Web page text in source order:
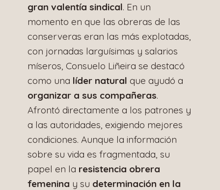
gran valentía sindical. En un
momento en que las obreras de las
conserveras eran las más explotadas,
con jornadas larguísimas y salarios
míseros, Consuelo Liñeira se destacó
como una líder natural que ayudó a
organizar a sus compañeras.
Afrontó directamente a los patrones y
a las autoridades, exigiendo mejores
condiciones. Aunque la información
sobre su vida es fragmentada, su
papel en la resistencia obrera
femenina y su determinación en la